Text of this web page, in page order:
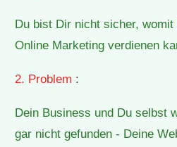
Du bist Dir nicht sicher, womit
Online Marketing verdienen
2. Problem :
Dein Business und Du selbst
gar nicht gefunden - Deine